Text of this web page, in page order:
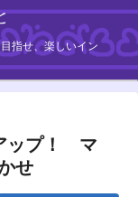
指せ、楽しいイン
ップ！ マ
せ